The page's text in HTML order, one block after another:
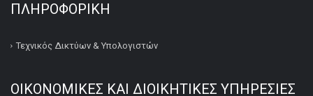
ΠΛΗΡΟΦΟΡΙΚΉ
Τεχνικός Δικτύων & Υπολογιστών
ΟΙΚΟΝΟΜΙΚΕΣ ΚΑΙ ΔΙΟΙΚΗΤΙΚΕΣ ΥΠΗΡΕΣΙΕΣ